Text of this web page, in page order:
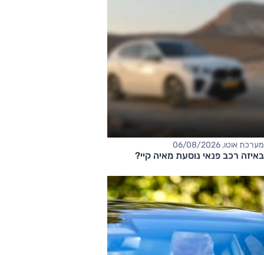
מערכת אוטו, 06/08/2026
באיזה רכב פנאי נוסעת מאיה קיי?